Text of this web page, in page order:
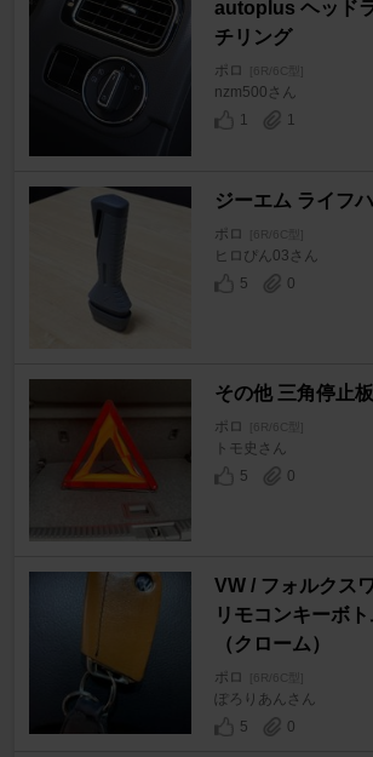
autoplus ヘッド
チリング
ポロ [6R/6C型]
nzm500さん
1
1
ジーエム ライフ
ポロ [6R/6C型]
ヒロぴん03さん
5
0
その他 三角停止板
ポロ [6R/6C型]
トモ史さん
5
0
VW / フォルクス
リモコンキーボ
（クローム）
ポロ [6R/6C型]
ぽろりあんさん
5
0